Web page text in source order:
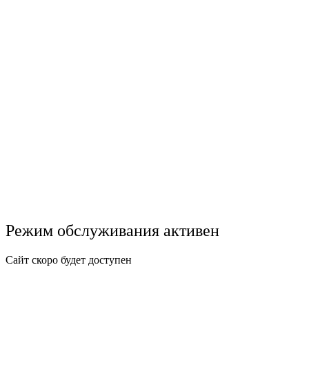
Режим обслуживания активен
Сайт скоро будет доступен